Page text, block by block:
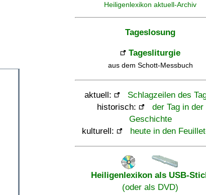
Heiligenlexikon aktuell-Archiv
Tageslosung
Tagesliturgie
aus dem Schott-Messbuch
aktuell:
Schlagzeilen des
historisch:
der Tag in der
Geschichte
kulturell:
heute in den
Heiligenlexikon als USB-
(oder als DVD)